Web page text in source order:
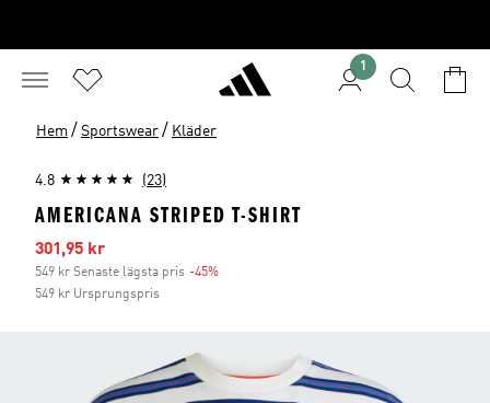
1
Hem / Sportswear / Kläder
4.8 (23)
AMERICANA STRIPED T-SHIRT
Reapris
301,95 kr
549 kr Senaste lägsta pris -45%
549 kr Ursprungspris